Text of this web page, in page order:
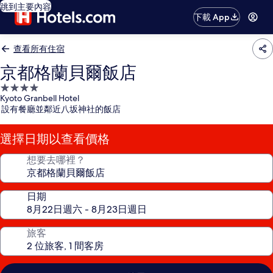
跳到主要內容
下載 App
查看所有住宿
京都格蘭貝爾飯店
4.0
星
級
住
宿
Kyoto Granbell Hotel
設有餐廳並鄰近八坂神社的飯店
選擇日期以查看價格
想要去哪裡？
日期
旅客